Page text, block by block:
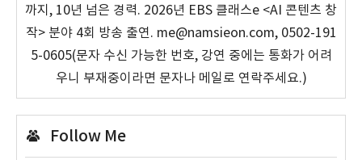
까지, 10년 넘은 경력. 2026년 EBS 클래스e <AI 콘텐츠 창
작> 분야 4회 방송 출연. me@namsieon.com, 0502-191
5-0605(문자 수신 가능한 번호, 강연 중에는 통화가 어려
우니 부재중이라면 문자나 메일로 연락주세요.)
Follow Me